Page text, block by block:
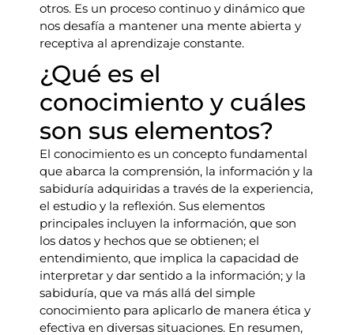
otros. Es un proceso continuo y dinámico que
nos desafía a mantener una mente abierta y
receptiva al aprendizaje constante.
¿Qué es el
conocimiento y cuáles
son sus elementos?
El conocimiento es un concepto fundamental
que abarca la comprensión, la información y la
sabiduría adquiridas a través de la experiencia,
el estudio y la reflexión. Sus elementos
principales incluyen la información, que son
los datos y hechos que se obtienen; el
entendimiento, que implica la capacidad de
interpretar y dar sentido a la información; y la
sabiduría, que va más allá del simple
conocimiento para aplicarlo de manera ética y
efectiva en diversas situaciones. En resumen,